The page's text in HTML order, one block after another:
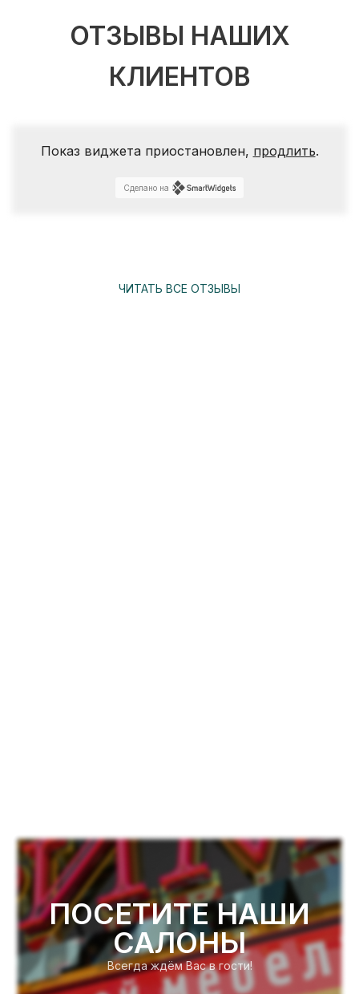
ОТЗЫВЫ НАШИХ
КЛИЕНТОВ
Показ виджета приостановлен, продлить.
Сделано на
ЧИТАТЬ ВСЕ ОТЗЫВЫ
ПОСЕТИТЕ НАШИ
САЛОНЫ
Всегда ждём Вас в гости!